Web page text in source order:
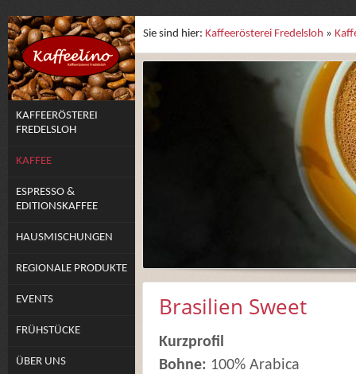
KAFFEERÖSTEREI
FREDELSLOH
KAFFEE
ESPRESSO &
EDITIONSKAFFEE
HAUSMISCHUNGEN
REGIONALE PRODUKTE
EVENTS
FRÜHSTÜCKE
ÜBER UNS
Sie sind hier: Kaffeerösterei Fredelsloh »
Brasilien Sweet
Kurzprofil
Bohne: 100% Arabica